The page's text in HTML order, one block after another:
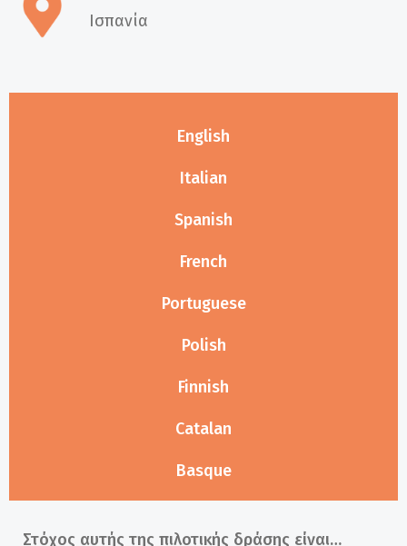
Ισπανία
English
Italian
Spanish
French
Portuguese
Polish
Finnish
Catalan
Basque
Στόχος αυτής της πιλοτικής δράσης είναι…